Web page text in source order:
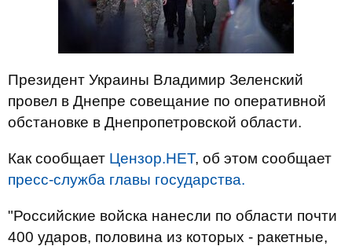
Президент Украины Владимир Зеленский
провел в Днепре совещание по оперативной
обстановке в Днепропетровской области.
Как сообщает Цензор.НЕТ, об этом сообщает
пресс-служба главы государства.
"Российские войска нанесли по области почти
400 ударов, половина из которых - ракетные,